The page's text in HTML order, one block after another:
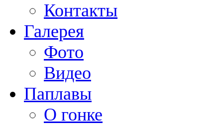
Контакты
Галерея
Фото
Видео
Паплавы
О гонке